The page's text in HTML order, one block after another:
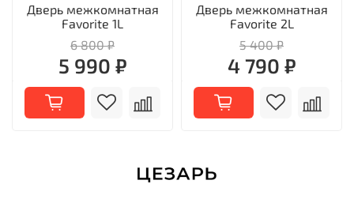
Дверь межкомнатная
Favorite 1L
6 800 ₽
5 990 ₽
Дверь межкомнатная
Favorite 2L
5 400 ₽
4 790 ₽